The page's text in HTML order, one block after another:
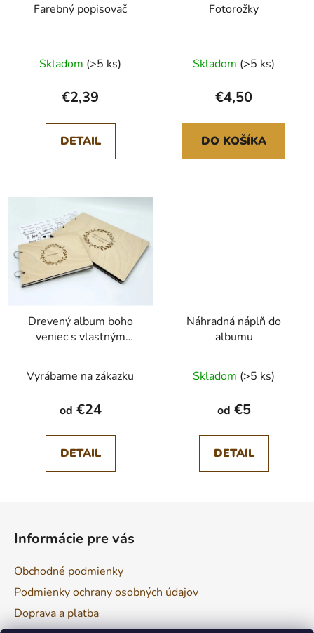
Farebný popisovač
Skladom (>5 ks)
€2,39
DETAIL
Fotorožky
Skladom (>5 ks)
€4,50
DO KOŠÍKA
Drevený album boho
veniec s vlastným
Vyrábame na zákazku
od €24
DETAIL
Náhradná náplň do
albumu
Skladom (>5 ks)
od €5
DETAIL
e
Informácie pre vás
Obchodné podmienky
Podmienky ochrany osobných údajov
Doprava a platba